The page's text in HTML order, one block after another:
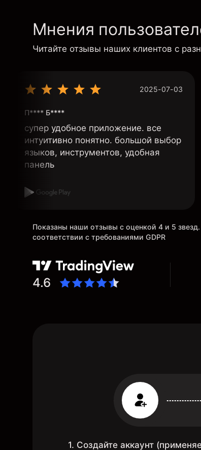
Мнения
Читайте отзывы наших клиентов с
2025-07-03
П**** Б****
супер удобное приложение. все
интуитивно понятно. большой выбор
языков, инструментов, удобная
панель
Показаны наши отзывы с оценкой 4 и 5
соответствии с требованиями GDPR
4.6
1. Создайте аккаунт